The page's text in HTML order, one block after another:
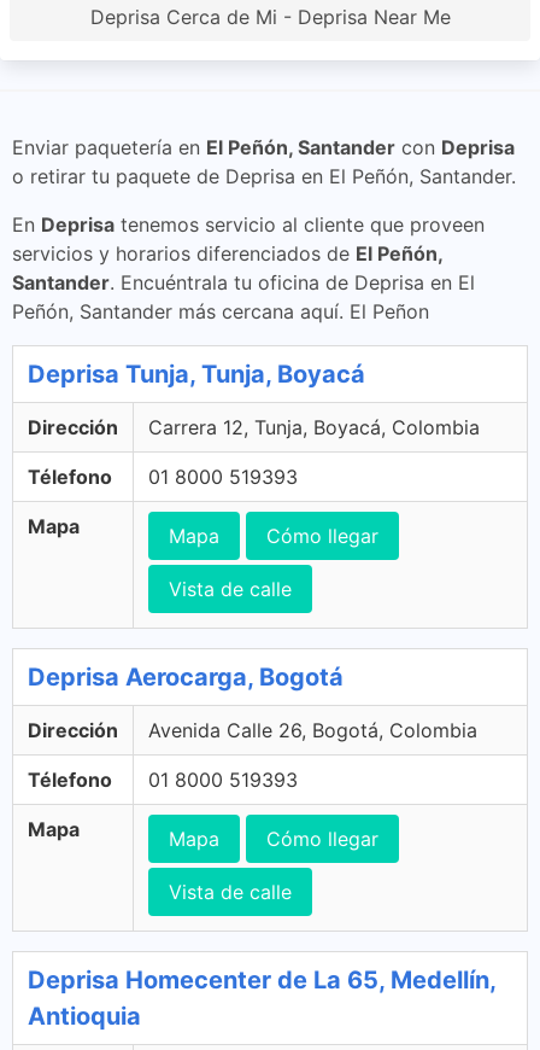
Deprisa Cerca de Mi - Deprisa Near Me
Enviar paquetería en El Peñón, Santander con Deprisa
o retirar tu paquete de Deprisa en El Peñón, Santander.
En Deprisa tenemos servicio al cliente que proveen
servicios y horarios diferenciados de El Peñón,
Santander. Encuéntrala tu oficina de Deprisa en El
Peñón, Santander más cercana aquí. El Peñon
Deprisa Tunja, Tunja, Boyacá
Dirección Carrera 12, Tunja, Boyacá, Colombia
Télefono 01 8000 519393
Mapa Mapa Cómo llegar
Vista de calle
Deprisa Aerocarga, Bogotá
Dirección Avenida Calle 26, Bogotá, Colombia
Télefono 01 8000 519393
Mapa Mapa Cómo llegar
Vista de calle
Deprisa Homecenter de La 65, Medellín,
Antioquia